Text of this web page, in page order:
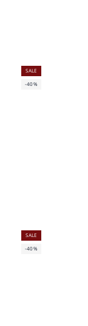
SALE
-40%
SALE
-40%